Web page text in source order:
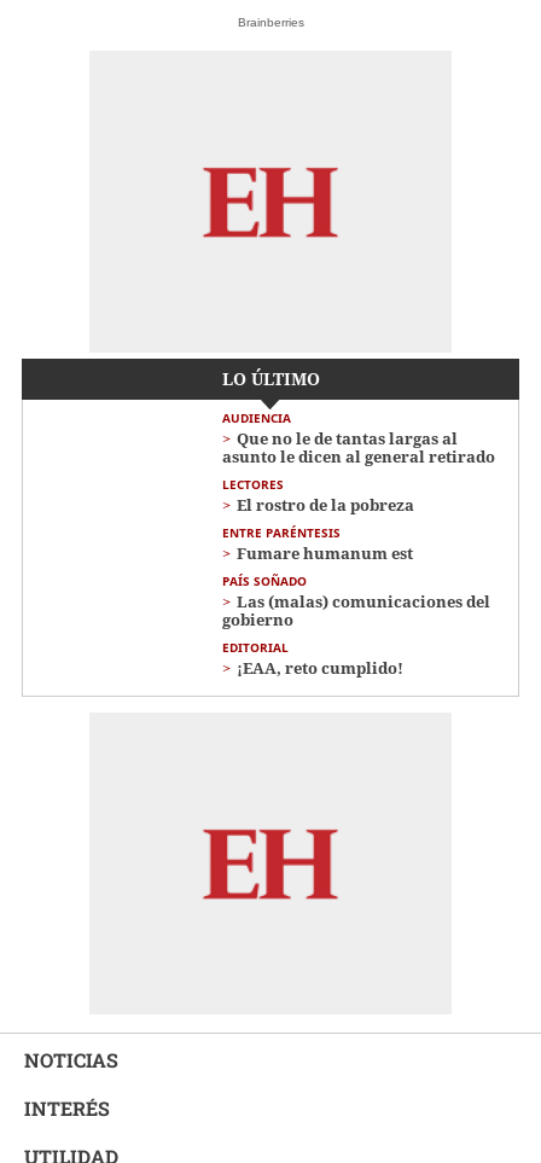
Brainberries
LO ÚLTIMO
AUDIENCIA
Que no le de tantas largas al
asunto le dicen al general retirado
LECTORES
El rostro de la pobreza
ENTRE PARÉNTESIS
Fumare humanum est
PAÍS SOÑADO
Las (malas) comunicaciones del
gobierno
EDITORIAL
¡EAA, reto cumplido!
NOTICIAS
INTERÉS
UTILIDAD